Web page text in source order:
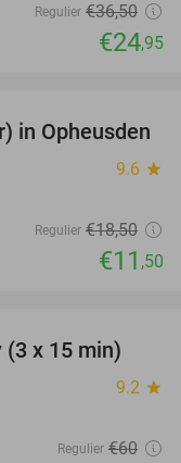
Regulier €36,50
€24,95
38%
in Opheusden
9.6 star
Regulier €18,50
€11 ,50
35%
x 15 min)
9.2 star
Regulier €60